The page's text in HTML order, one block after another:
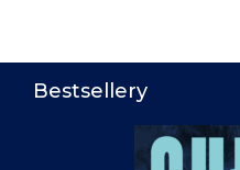
Bestsellery